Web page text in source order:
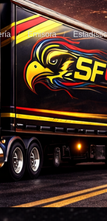
Emisora